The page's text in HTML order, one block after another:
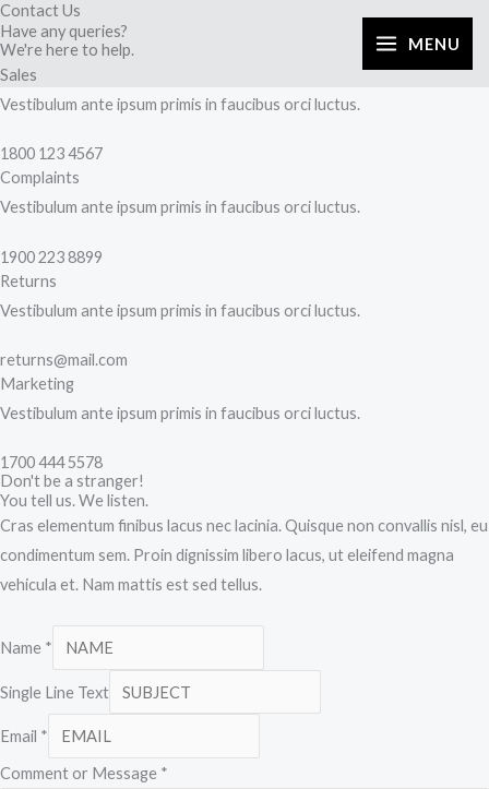
内
容
を
ス
ッ
MENU
Contact Us
Have any queries?
We're here to help.​
Sales
Vestibulum ante ipsum primis in faucibus orci luctus.
1800 123 4567
Complaints
Vestibulum ante ipsum primis in faucibus orci luctus.
1900 223 8899
Returns
Vestibulum ante ipsum primis in faucibus orci luctus.
returns@mail.com
Marketing
Vestibulum ante ipsum primis in faucibus orci luctus.
1700 444 5578
Don't be a stranger!
You tell us. We listen.
Cras elementum finibus lacus nec lacinia. Quisque non convallis nisl, eu
condimentum sem. Proin dignissim libero lacus, ut eleifend magna
vehicula et. Nam mattis est sed tellus.
Name *
Single Line Text
Email *
Comment or Message *